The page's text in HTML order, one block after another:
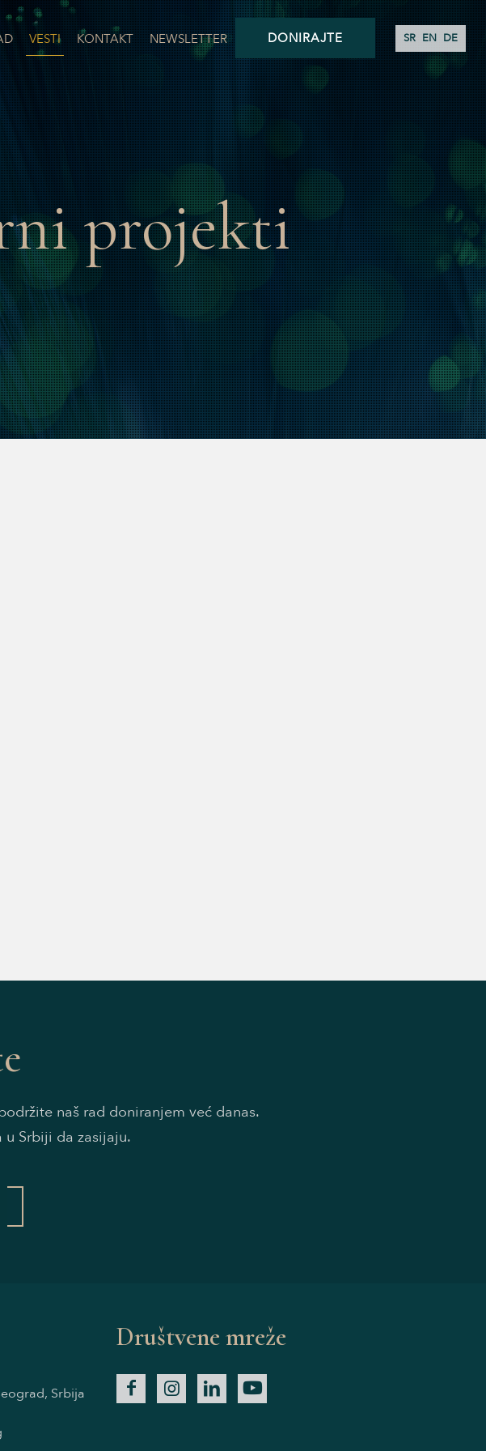
VESTI KONTAKT NEWSLETTER DONIRAJTE SR EN DE
projekti
naš rad doniranjem već danas.
Srbiji da zasijaju.
Srbija
Društvene mreže